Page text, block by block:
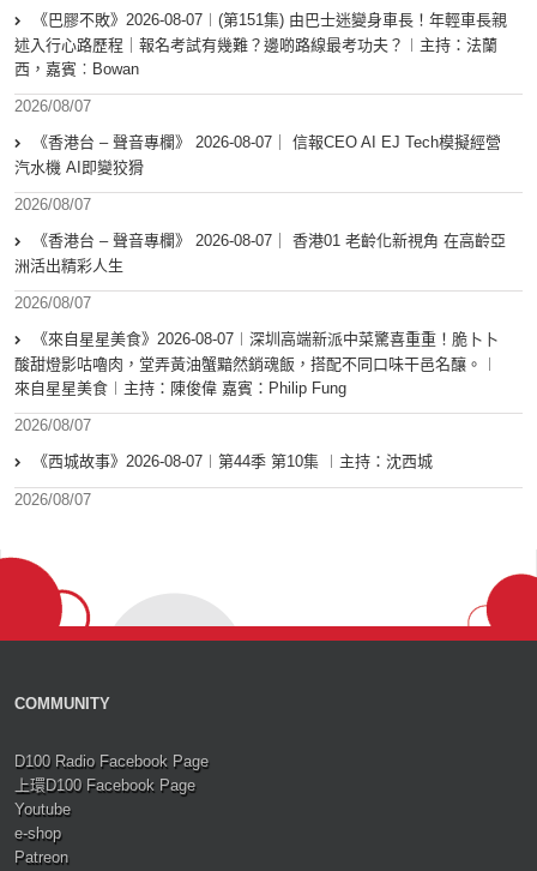
《巴膠不敗》2026-08-07︱(第151集) 由巴士迷變身車長！年輕車長親
述入行心路歷程｜報名考試有幾難？邊啲路線最考功夫？︱主持：法蘭
西，嘉賓︰Bowan
2026/08/07
《香港台 – 聲音專欄》 2026-08-07｜ 信報CEO AI EJ Tech模擬經營
汽水機 AI即變狡猾
2026/08/07
《香港台 – 聲音專欄》 2026-08-07｜ 香港01 老齡化新視角 在高齡亞
洲活出精彩人生
2026/08/07
《來自星星美食》2026-08-07︱深圳高端新派中菜驚喜重重！脆卜卜
酸甜燈影咕嚕肉，堂弄黃油蟹黯然銷魂飯，搭配不同口味干邑名釀。︱
來自星星美食︱主持：陳俊偉 嘉賓：Philip Fung
2026/08/07
《西城故事》2026-08-07︱第44季 第10集 ︱主持：沈西城
2026/08/07
COMMUNITY
D100 Radio Facebook Page
上環D100 Facebook Page
Youtube
e-shop
Patreon